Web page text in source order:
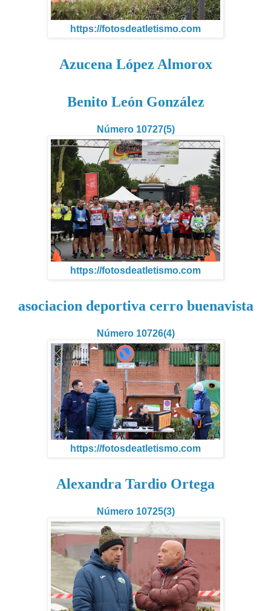
https://fotosdeatletismo.com
Azucena López Almorox
Benito León González
Número 10727(5)
https://fotosdeatletismo.com
asociacion deportiva cerro buenavista
Número 10726(4)
https://fotosdeatletismo.com
Alexandra Tardio Ortega
Número 10725(3)